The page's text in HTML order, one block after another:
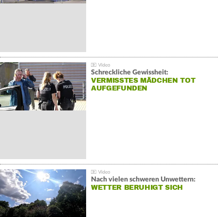
Schreckliche Gewissheit:
VERMISSTES MÄDCHEN TOT
AUFGEFUNDEN
Nach vielen schweren Unwettern:
WETTER BERUHIGT SICH